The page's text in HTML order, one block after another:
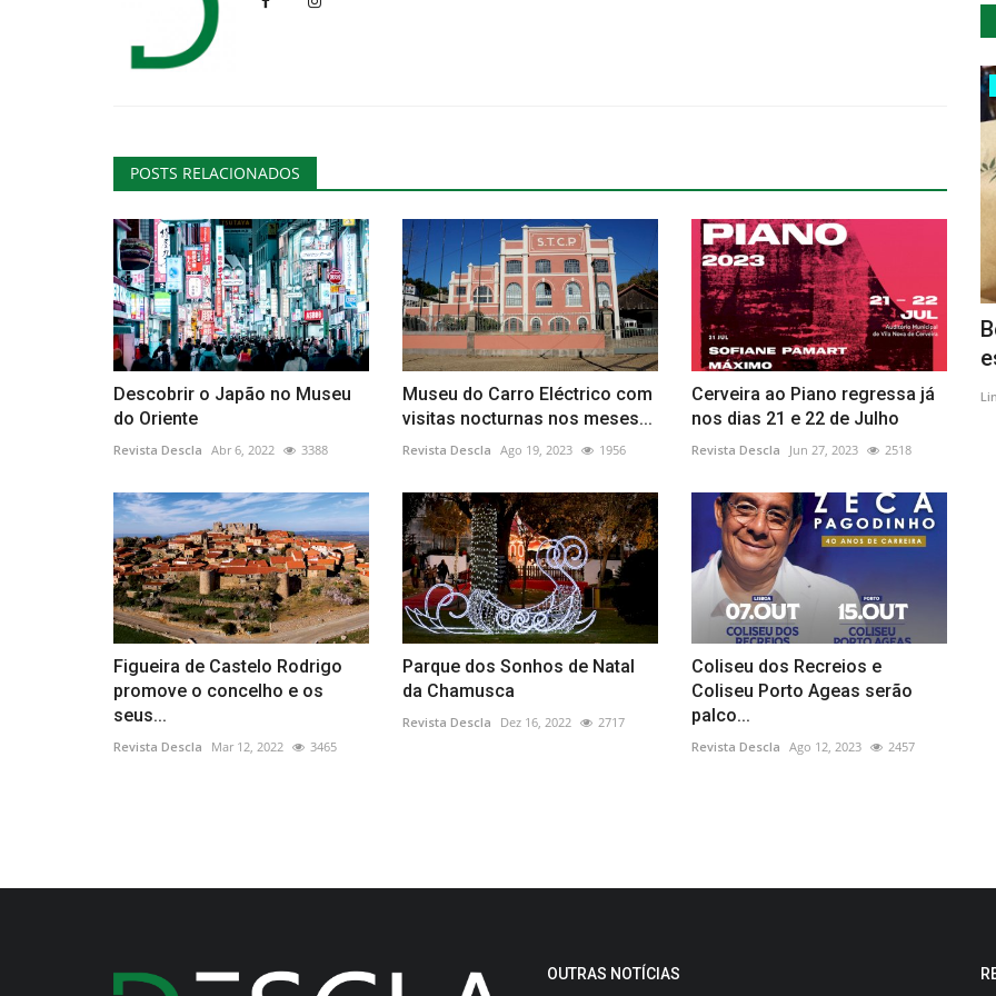
POSTS RELACIONADOS
Descobrir o Japão no Museu
do Oriente
Revista Descla Abr 6, 2022 3388
Museu do Carro Eléctrico com
visitas nocturnas nos meses...
Revista Descla Ago 19, 2023 1956
Cerveira ao Piano regressa já
nos dias 21 e 22 de Julho
Revista Descla Jun 27, 2023 2518
Figueira de Castelo Rodrigo
promove o concelho e os
seus...
Revista Descla Mar 12, 2022 3465
Parque dos Sonhos de Natal
da Chamusca
Revista Descla Dez 16, 2022 2717
Coliseu dos Recreios e
Coliseu Porto Ageas serão
palco...
Revista Descla Ago 12, 2023 2457
Rota das Cerejeiras em Flor regressa a
Resende
Revista Descla Mar 25, 2023
Jogos do Alentejo terminam com
cerimónia encerramento em...
Revista Descla Set 29, 2022 2847
OUTRAS NOTÍCIAS